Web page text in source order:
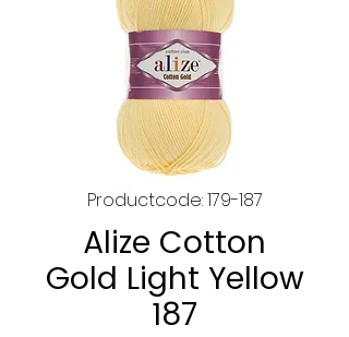
Productcode: 179-187
Alize Cotton
Gold Light Yellow
187